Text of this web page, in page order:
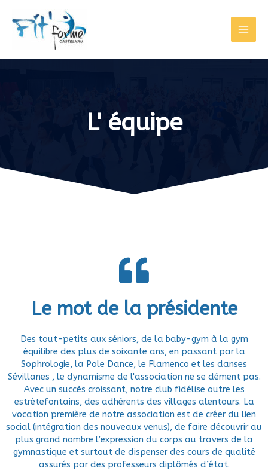
L' équipe
Le mot de la présidente
Des tout-petits aux séniors, de la baby-gym à la gym
équilibre des plus de soixante ans, en passant par la
Sophrologie, la Pole Dance, le Flamenco et les danses
Sévillanes , le dynamisme de l'association ne se dément pas.
Avec un succès croissant, notre club fidélise outre les
estrètefontains, des adhérents des villages alentours. La
vocation première de notre association est de créer du lien
social (intégration des nouveaux venus), de faire découvrir au
plus grand nombre l’expression du corps au travers de la
gymnastique et surtout de dispenser des cours de qualité
assurés par des professeurs diplômés d’état.